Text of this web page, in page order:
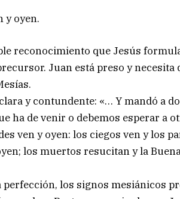
y oyen.
reconocimiento que Jesús
Juan está preso y
y contundente: «… Y mandó a
ha de venir o debemos esperar a
ven y oyen: los ciegos ven y los
los muertos resucitan y la
perfección, los signos mesiánicos